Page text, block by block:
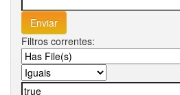
Filtros correntes: